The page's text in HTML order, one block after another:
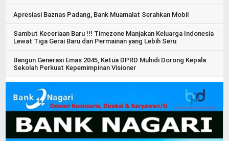
Apresiasi Baznas Padang, Bank Muamalat Serahkan Mobil
Sambut Keceriaan Baru !!! Timezone Manjakan Keluarga Indonesia
Lewat Tiga Gerai Baru dan Permainan yang Lebih Seru
Bangun Generasi Emas 2045, Ketua DPRD Muhidi Dorong Kepala
Sekolah Perkuat Kepemimpinan Visioner